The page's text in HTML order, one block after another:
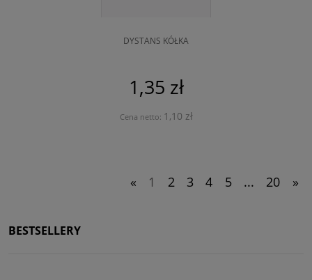
DYSTANS KÓŁKA
1,35 zł
Cena netto: 1,10 zł
« 1 2 3 4 5 ... 20 »
BESTSELLERY